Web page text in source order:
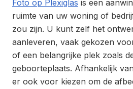
Foto op Plexiglas is een
ruimte van uw woning of
zou zijn. U kunt zelf het
aanleveren, vaak gekozen
of een belangrijke plek zoals
geboorteplaats. Afhankelijk
er ook voor kiezen om de